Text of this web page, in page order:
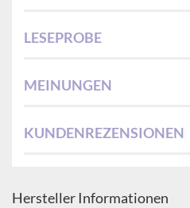
LESEPROBE
MEINUNGEN
KUNDENREZENSIONEN
Hersteller Informationen